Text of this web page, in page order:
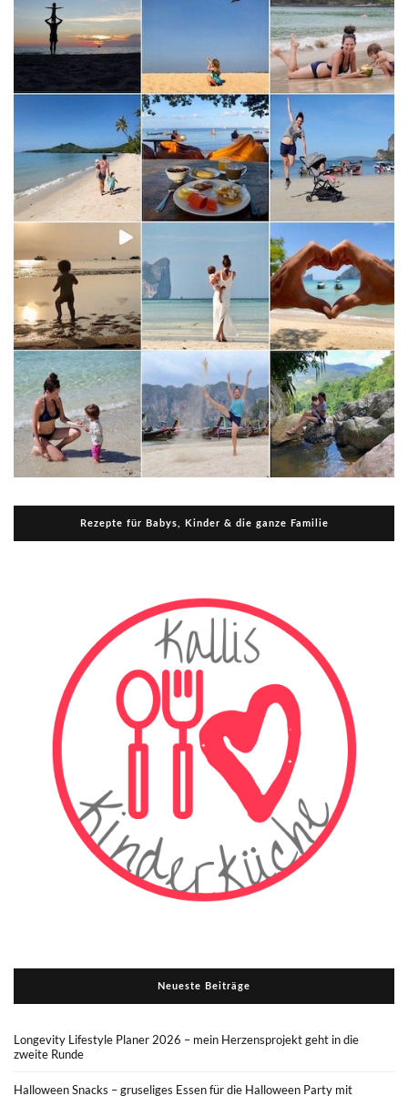
Rezepte für Babys, Kinder & die ganze Familie
Neueste Beiträge
Longevity Lifestyle Planer 2026 – mein Herzensprojekt geht in die
zweite Runde
Halloween Snacks – gruseliges Essen für die Halloween Party mit